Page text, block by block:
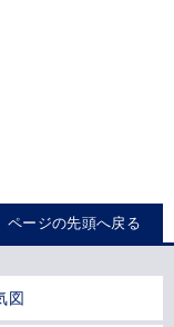
ページの先頭へ戻る
図